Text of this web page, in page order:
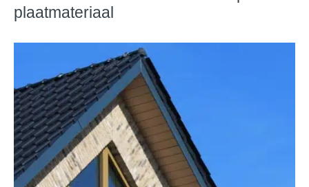
plaatmateriaal